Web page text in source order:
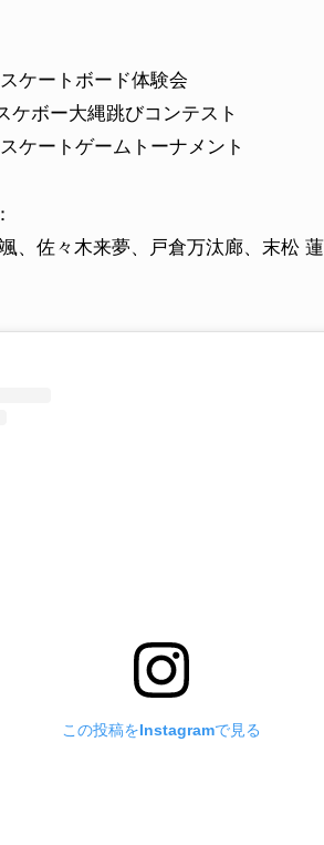
ケートボード体験会
ボー大縄跳びコンテスト
ケートゲームトーナメント
、佐々木来夢、戸倉万汰廊、末松
この投稿をInstagramで見る